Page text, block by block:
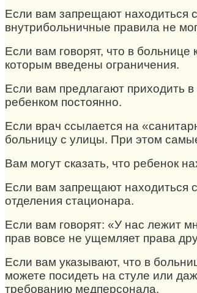
Если вам запрещают находиться
внутрибольничные правила не
Если вам говорят, что в больнице
которым введены ограничения.
Если вам предлагают приходить
ребенком постоянно.
Если врач ссылается на
больницу с улицы. При этом
Вам могут сказать, что ребенок
Если вам запрещают находиться
отделения стационара.
Если вам говорят: «У нас лежит
прав вовсе не ущемляет права
Если вам указывают, что в
можете посидеть на стуле или
требованию медперсонала.